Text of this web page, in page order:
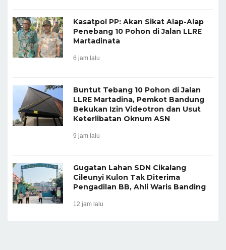
Kasatpol PP: Akan Sikat Alap-Alap
Penebang 10 Pohon di Jalan LLRE
Martadinata
6 jam lalu
Buntut Tebang 10 Pohon di Jalan
LLRE Martadina, Pemkot Bandung
Bekukan Izin Videotron dan Usut
Keterlibatan Oknum ASN
9 jam lalu
Gugatan Lahan SDN Cikalang
Cileunyi Kulon Tak Diterima
Pengadilan BB, Ahli Waris Banding
12 jam lalu